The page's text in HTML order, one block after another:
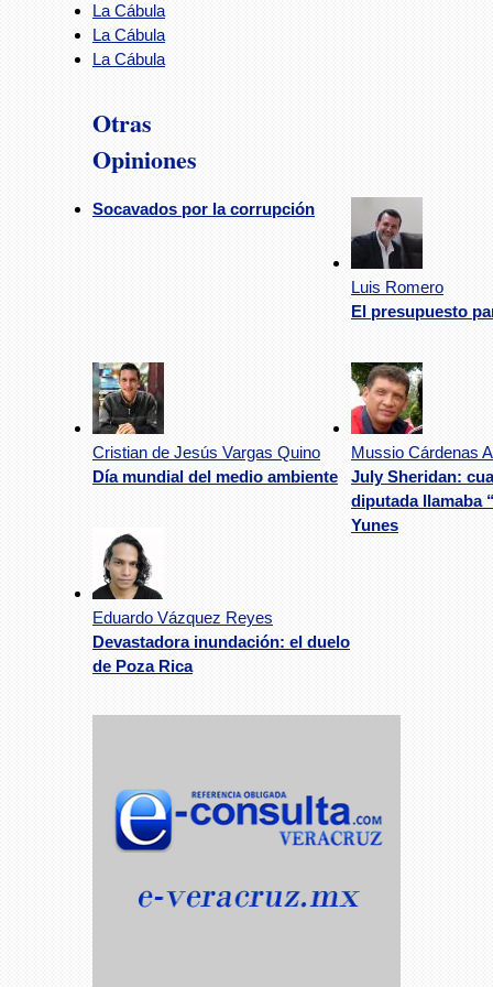
La Cábula
La Cábula
La Cábula
Otras
Opiniones
Socavados por la corrupción
Luis Romero
El presupuesto
Cristian de Jesús Vargas Quino
Día mundial del medio ambiente
Mussio Cárdenas
July Sheridan:
diputada llamaba
Yunes
Eduardo Vázquez Reyes
Devastadora inundación: el duelo
de Poza Rica